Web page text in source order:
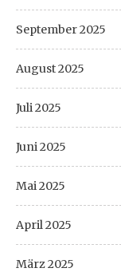
September 2025
August 2025
Juli 2025
Juni 2025
Mai 2025
April 2025
März 2025